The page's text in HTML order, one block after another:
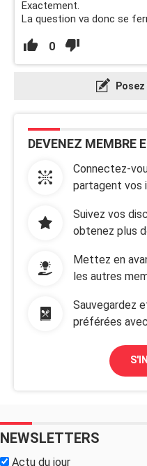
Exactement.
La question va donc se
0
DEVENEZ MEMBRE
Connectez-
partagent vos
Suivez vos
obtenez plus
Mettez en
les autres
Sauvegardez
préférées
NEWSLETTERS
Actu du jour